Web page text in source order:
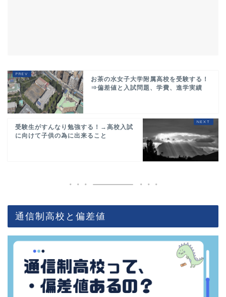
お茶の水女子大学附属高校を受験する！
⇒偏差値と入試問題、学費、進学実績
受験生がすんなり勉強する！→高校入試
に向けて子供の為に出来ること
通信制高校と偏差値